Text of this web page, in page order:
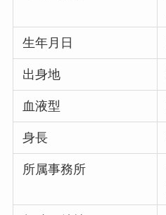
生年月日
出身地
血液型
身長
所属事務所